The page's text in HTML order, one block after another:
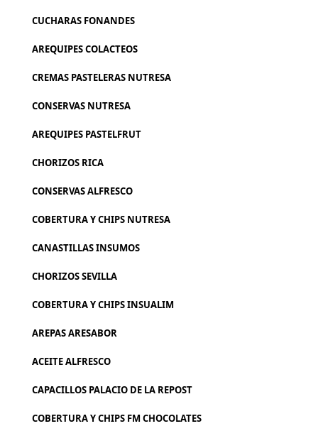
CUCHARAS FONANDES
AREQUIPES COLACTEOS
CREMAS PASTELERAS NUTRESA
CONSERVAS NUTRESA
AREQUIPES PASTELFRUT
CHORIZOS RICA
CONSERVAS ALFRESCO
COBERTURA Y CHIPS NUTRESA
CANASTILLAS INSUMOS
CHORIZOS SEVILLA
COBERTURA Y CHIPS INSUALIM
AREPAS ARESABOR
ACEITE ALFRESCO
CAPACILLOS PALACIO DE LA REPOST
COBERTURA Y CHIPS FM CHOCOLATES